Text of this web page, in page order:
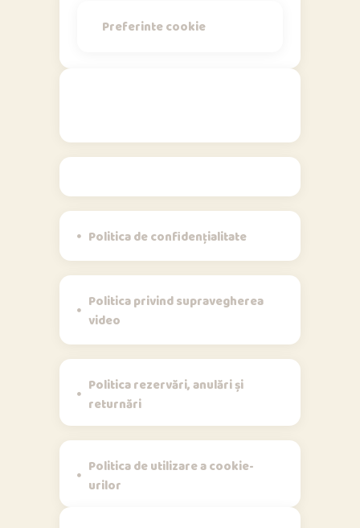
Preferinte cookie
Politica de confidențialitate
Politica privind supravegherea
video
Politica rezervări, anulări și
returnări
Politica de utilizare a cookie-
urilor